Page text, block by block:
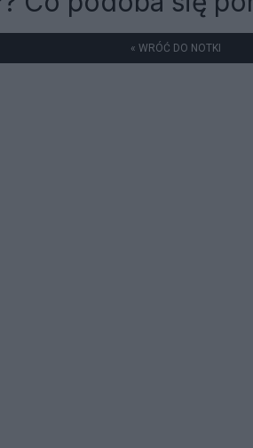
« WRÓĆ DO NOTKI